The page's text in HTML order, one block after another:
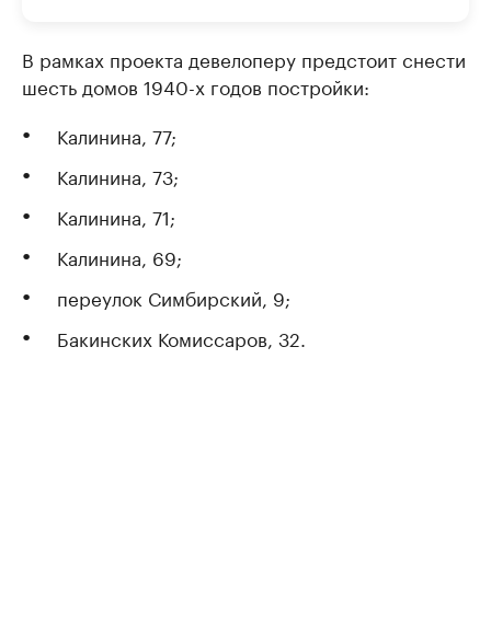
В рамках проекта девелоперу предстоит снести
шесть домов 1940-х годов постройки:
Калинина, 77;
Калинина, 73;
Калинина, 71;
Калинина, 69;
переулок Симбирский, 9;
Бакинских Комиссаров, 32.